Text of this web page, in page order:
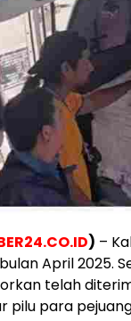
) –
April 2025.
telah
pilu para